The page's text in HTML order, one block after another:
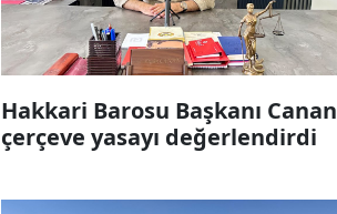
Hakkari Barosu Başkanı Canan
çerçeve yasayı değerlendirdi